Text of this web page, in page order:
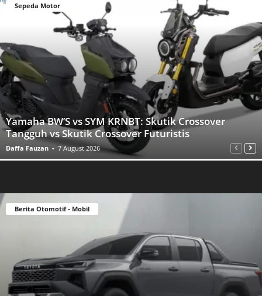
Sepeda Motor
Yamaha BW’S vs SYM KRNBT: Skutik Crossover
Tangguh vs Skutik Crossover Futuristis
Daffa Fauzan - 7 August 2026
Berita Otomotif - Mobil